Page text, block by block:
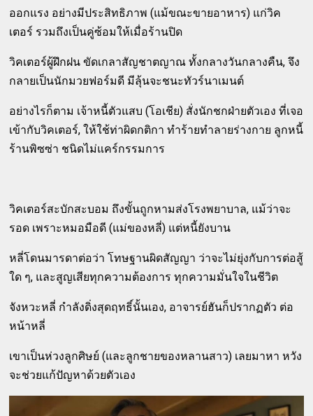
ออกแรง อย่างมีประสิทธิภาพ (แม้ขณะขายอาหาร) แก่วิค
เตอร์ รวมถึงเป็นคู่ซ้อมให้เมื่อร้านปิด
วิคเตอร์ผู้ฝึกฝน ขัดเกลาสัญชาตญาณ ทั้งกลางวันกลางคืน, จึง
กลายเป็นนักมวยฟอร์มดี มีลุ้นจะชนะทัวร์นาเมนต์
อย่างไรก็ตาม เจ้าหนี้ตัวแสบ (โอเชีย) สั่งนักชกฝ่ายตัวเอง ที่เจอ
เข้ากับวิคเตอร์, ให้ใช้ท่าผิดกติกา ทำร้ายทำลายร่างกาย ลูกหนี้
ร้านพิซซ่า ชนิดไม่แคร์กรรมการ
วิคเตอร์สะบักสะบอม ถึงขั้นถูกหามส่งโรงพยาบาล, แม้ว่าจะ
รอด เพราะหมอมือดี (แม่ของหลี่) แต่หนี้ยังบาน
หลี่โดนมารดาต่อว่า โทษฐานผิดสัญญา ว่าจะไม่ยุ่งกับการต่อสู้
ใด ๆ, และสูญเสียทุกความต้องการ ทุกความมั่นใจในชีวิต
จังหวะหลี่ กำลังดิ่งสุดฤทธิ์นั้นเอง, อาจารย์ฮันก็ปรากฏตัว ต่อ
หน้าหลี่
เขาเป็นห่วงลูกศิษย์ (และลูกชายของหลานสาว) เลยมาหา หวัง
จะช่วยแก้ปัญหาด้วยตัวเอง